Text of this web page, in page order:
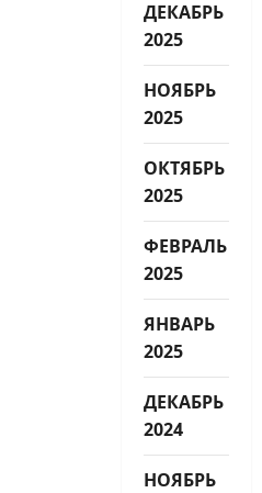
ДЕКАБРЬ
2025
НОЯБРЬ
2025
ОКТЯБРЬ
2025
ФЕВРАЛЬ
2025
ЯНВАРЬ
2025
ДЕКАБРЬ
2024
НОЯБРЬ